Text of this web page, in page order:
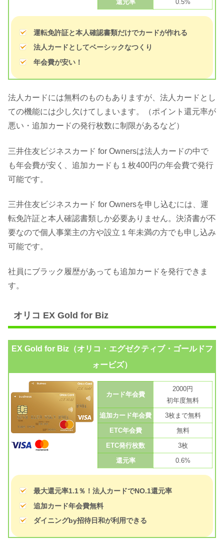
還元率 0.5%
運転免許証と本人確認書類だけでカードが作れる
法人カードとしてベーシックなつくり
年会費が安い！
法人カードには無料のものもありますが、法人カードとし
ての機能には少し欠けてしまいます。（ポイント還元率が
悪い・追加カードの発行枚数に制限があるなど）
三井住友ビジネスカード for Ownersは法人カードの中で
も年会費が安く、追加カードも１枚400円の年会費で発行
可能です。
三井住友ビジネスカード for Ownersを申し込むには、運
転免許証と本人確認書類しか必要ありません。決済書が不
要なので個人事業主の方や設立１年未満の方でも申し込み
可能です。
社員にブラック履歴があっても追加カードを発行できま
す。
オリコ EX Gold for Biz
EX Gold for Biz（オリコ・エグゼクティブ・ゴールドフ
ォービズ）
カード年会費
2000円
初年度無料
追加カード年会費
3枚まで無料
ETC年会費
無料
ETC発行枚数
3枚
還元率
0.6%
最大還元率1.1％！法人カードでNO.1還元率
追加カード年会費無料
ダイニングby招待日和が利用できる